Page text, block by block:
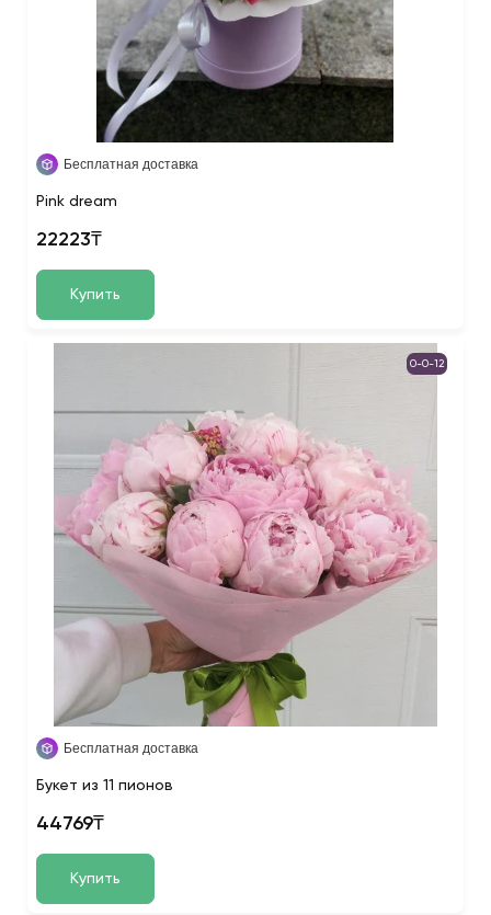
Бесплатная доставка
Pink dream
22223₸
Купить
0-0-12
Бесплатная доставка
Букет из 11 пионов
44769₸
Купить